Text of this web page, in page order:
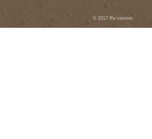
© 2017 Re:version.